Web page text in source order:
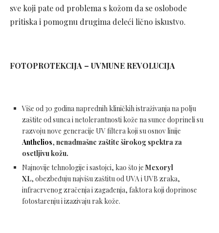
sve koji pate od problema s kožom da se oslobode
pritiska i pomognu drugima deleći lično iskustvo.
FOTOPROTEKCIJA – UVMUNE REVOLUCIJA
Više od 30 godina naprednih kliničkih istraživanja na polju
zaštite od sunca i netolerantnosti kože na sunce doprineli su
razvoju nove generacije UV filtera koji su osnov linije
Anthelios, nenadmašne zaštite širokog spektra za
osetljivu kožu.
Najnovije tehnologije i sastojci, kao što je Mexoryl
XL, obezbeđuju najvišu zaštitu od UVA i UVB zraka,
infracrvenog zračenja i zagađenja, faktora koji doprinose
fotostarenju i izazivaju rak kože.